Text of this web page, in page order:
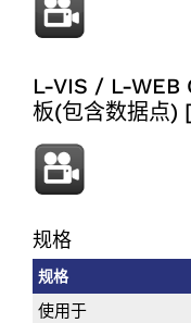
L-VIS / L-WEB
板(包含数据点)
规格
规格
使用于